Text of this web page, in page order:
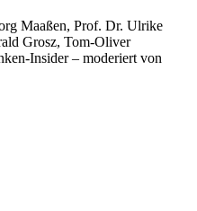
Maaßen, Prof. Dr. Ulrike
Grosz, Tom-Oliver
Insider– moderiert von